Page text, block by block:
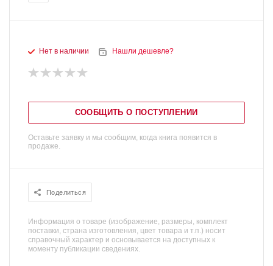
Нет в наличии Нашли дешевле?
СООБЩИТЬ О ПОСТУПЛЕНИИ
Оставьте заявку и мы сообщим, когда книга появится в
продаже.
Поделиться
Информация о товаре (изображение, размеры, комплект
поставки, страна изготовления, цвет товара и т.п.) носит
справочный характер и основывается на доступных к
моменту публикации сведениях.